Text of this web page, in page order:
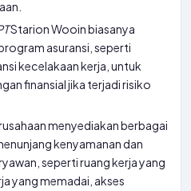
Starion Wooin biasanya
asuransi, seperti
kecelakaan kerja, untuk
finansial jika terjadi risiko
menyediakan berbagai
kenyamanan dan
seperti ruang kerja yang
yang memadai, akses